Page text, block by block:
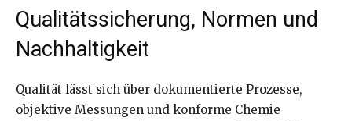
Qualitätssicherung, Normen und
Nachhaltigkeit
Qualität lässt sich über dokumentierte Prozesse,
objektive Messungen und konforme Chemie